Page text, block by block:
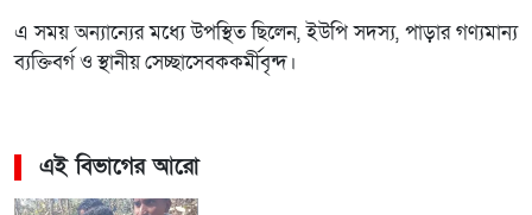
এ সময় অন্যান্যের মধ্যে উপস্থিত ছিলেন, ইউপি সদস্য, পাড়ার গণ্যমান্য
ব্যক্তিবর্গ ও স্থানীয় সেচ্ছাসেবককর্মীবৃন্দ।
এই বিভাগের আরো